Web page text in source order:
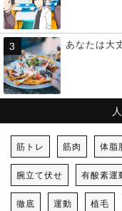
あなたは大
筋トレ 筋肉 体脂
腕立て伏せ 有酸素運
徹底 運動 植毛